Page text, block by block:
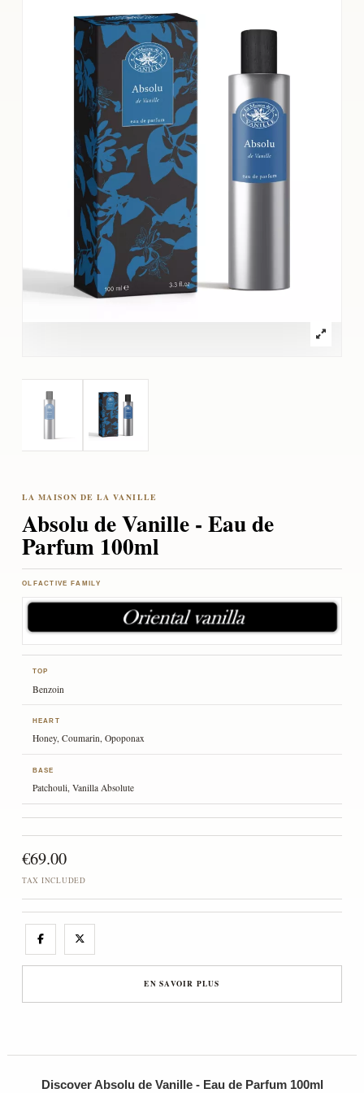
Absolu de Vanille - Eau de
Parfum 100ml
OLFACTIVE FAMILY
TOP
Benzoin
HEART
Honey, Coumarin, Opoponax
BASE
Patchouli, Vanilla Absolute
€69.00
TAX INCLUDED
EN SAVOIR PLUS
Discover Absolu de Vanille - Eau de Parfum 100ml